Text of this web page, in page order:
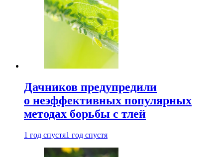
Дачников предупредили
о неэффективных популярных
методах борьбы с тлей
1 год спустя1 год спустя